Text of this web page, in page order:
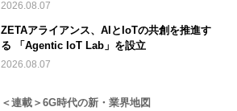
2026.08.07
ZETAアライアンス、AIとIoTの共創を推進す
る 「Agentic IoT Lab」を設立
2026.08.07
＜連載＞6G時代の新・業界地図